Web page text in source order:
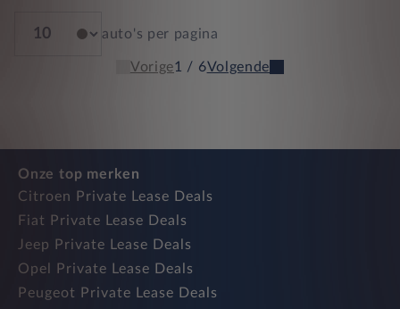
auto's per pagina
Vorige1 / 6Volgende
Onze top merken
Citroen Private Lease Deals
Fiat Private Lease Deals
Jeep Private Lease Deals
Opel Private Lease Deals
Peugeot Private Lease Deals